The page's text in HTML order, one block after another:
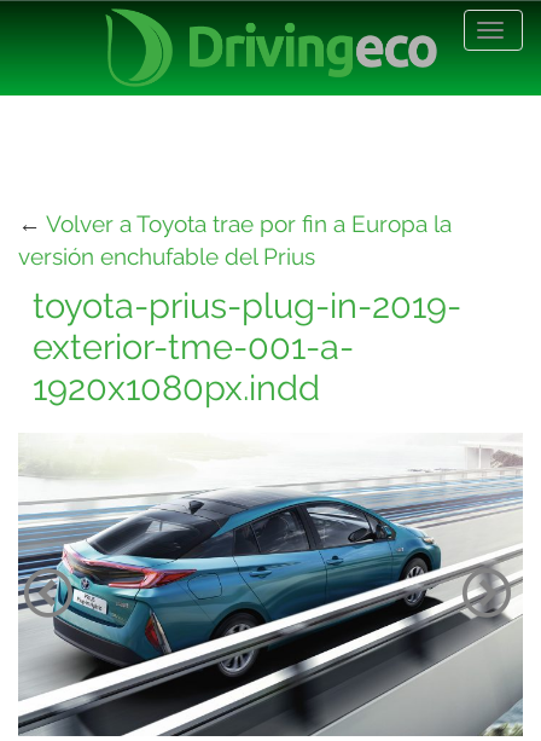
← Volver a Toyota trae por fin a Europa la
versión enchufable del Prius
toyota-prius-plug-in-2019-
exterior-tme-001-a-
1920x1080px.indd